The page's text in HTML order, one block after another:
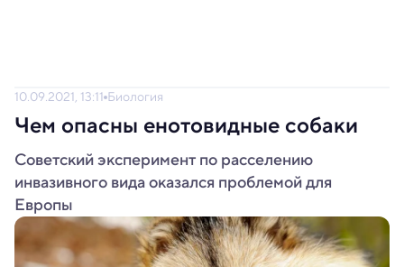
10.09.2021, 13:11 Биология
Чем опасны енотовидные собаки
Советский эксперимент по расселению
инвазивного вида оказался проблемой для
Европы